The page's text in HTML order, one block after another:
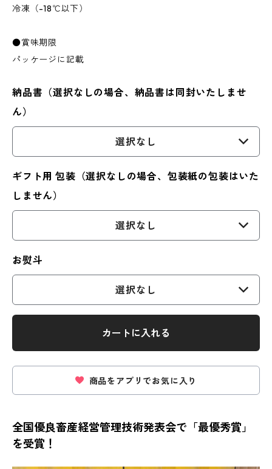
冷凍（-18℃以下）
●賞味期限
パッケージに記載
納品書（選択なしの場合、納品書は同封いたしませ
ん）
選択なし
ギフト用 包装（選択なしの場合、包装紙の包装はいた
しません）
選択なし
お熨斗
選択なし
カートに入れる
商品をアプリでお気に入り
全国優良畜産経営管理技術発表会で「最優秀賞」
を受賞！